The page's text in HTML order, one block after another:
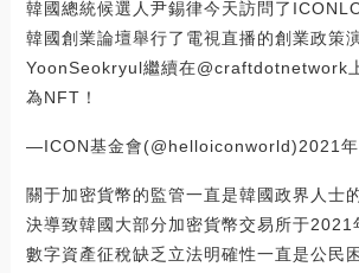
韓國總統候選人尹錫律今天訪問了
韓國創業論壇舉行了電視直播的創業政策
YoonSeokryul繼續在@craftdotnetwork
為NFT！
—ICON基金會(@helloiconworld)2021年
關于加密貨幣的監管一直是韓國政界人士
決導致韓國大部分加密貨幣交易所于2021
數字資產征稅缺乏立法明確性一直是公民